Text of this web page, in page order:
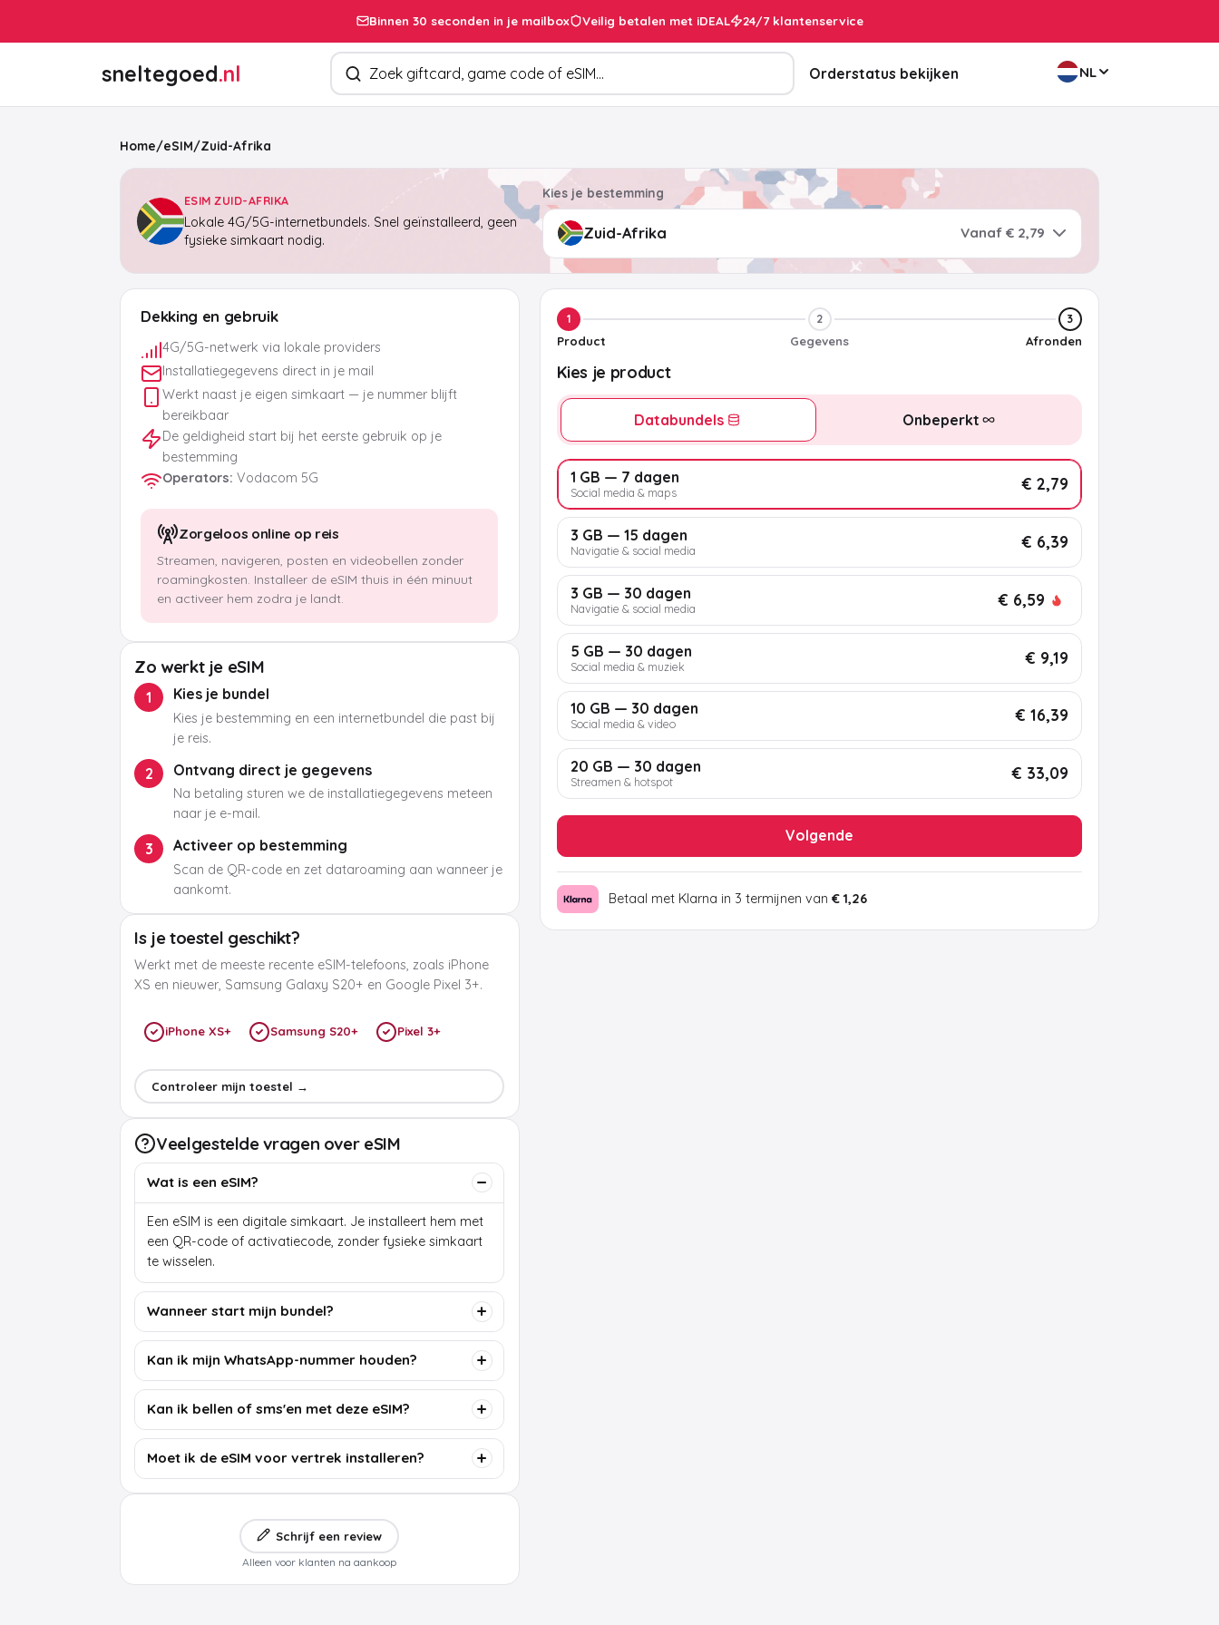
Binnen 30 seconden in je mailbox Veilig betalen met iDEAL 24/7 klantenservice
sneltegoed.nl Zoek producten
Orderstatus bekijken NL
Home/eSIM/Zuid-Afrika
ESIM ZUID-AFRIKA
Lokale 4G/5G-internetbundels. Snel geïnstalleerd, geen
fysieke simkaart nodig.
Kies je bestemming
Vanaf € 2,79
Dekking en gebruik
4G/5G-netwerk via lokale providers
Installatiegegevens direct in je mail
Werkt naast je eigen simkaart — je nummer blijft
bereikbaar
De geldigheid start bij het eerste gebruik op je
bestemming
Operators: Vodacom 5G
Zorgeloos online op reis
Streamen, navigeren, posten en videobellen zonder
roamingkosten. Installeer de eSIM thuis in één minuut
en activeer hem zodra je landt.
Zo werkt je eSIM
1 Kies je bundel
Kies je bestemming en een internetbundel die past bij
je reis.
2 Ontvang direct je gegevens
Na betaling sturen we de installatiegegevens meteen
naar je e-mail.
3 Activeer op bestemming
Scan de QR-code en zet dataroaming aan wanneer je
aankomt.
Is je toestel geschikt?
Werkt met de meeste recente eSIM-telefoons, zoals iPhone
XS en nieuwer, Samsung Galaxy S20+ en Google Pixel 3+.
iPhone XS+ Samsung S20+ Pixel 3+
Controleer mijn toestel →
Veelgestelde vragen over eSIM
Wat is een eSIM?
Een eSIM is een digitale simkaart. Je installeert hem met
een QR-code of activatiecode, zonder fysieke simkaart
te wisselen.
Wanneer start mijn bundel?
Kan ik mijn WhatsApp-nummer houden?
Kan ik bellen of sms'en met deze eSIM?
Moet ik de eSIM voor vertrek installeren?
Schrijf een review
Alleen voor klanten na aankoop
1
Product
2
Gegevens
3
Afronden
Kies je product
Databundels Onbeperkt
1 GB — 7 dagen
Social media & maps € 2,79
3 GB — 15 dagen
Navigatie & social media € 6,39
3 GB — 30 dagen
Navigatie & social media € 6,59
5 GB — 30 dagen
Social media & muziek € 9,19
10 GB — 30 dagen
Social media & video € 16,39
20 GB — 30 dagen
Streamen & hotspot € 33,09
Volgende
Betaal met Klarna in 3 termijnen van € 1,26